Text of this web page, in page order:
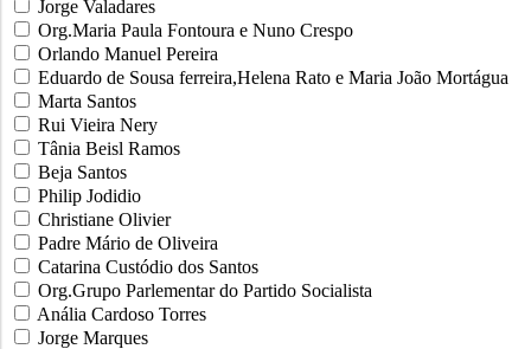
Jorge Valadares
Org.Maria Paula Fontoura e Nuno Crespo
Orlando Manuel Pereira
Eduardo de Sousa ferreira,Helena Rato e Maria João Mortágua
Marta Santos
Rui Vieira Nery
Tânia Beisl Ramos
Beja Santos
Philip Jodidio
Christiane Olivier
Padre Mário de Oliveira
Catarina Custódio dos Santos
Org.Grupo Parlementar do Partido Socialista
Anália Cardoso Torres
Jorge Marques